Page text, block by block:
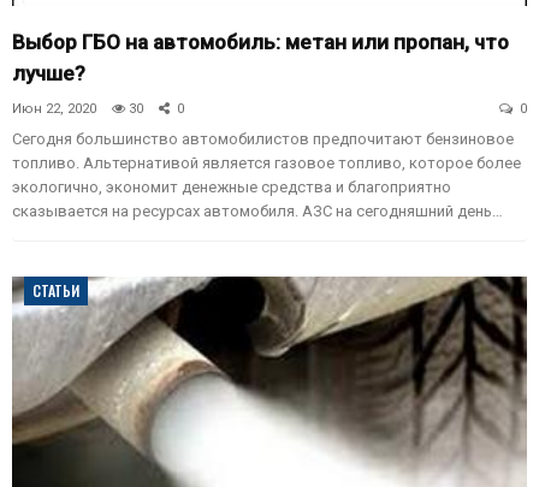
Выбор ГБО на автомобиль: метан или пропан, что
лучше?
Июн 22, 2020 30 0 0
Сегодня большинство автомобилистов предпочитают бензиновое
топливо. Альтернативой является газовое топливо, которое более
экологично, экономит денежные средства и благоприятно
сказывается на ресурсах автомобиля. АЗС на сегодняшний день…
СТАТЬИ